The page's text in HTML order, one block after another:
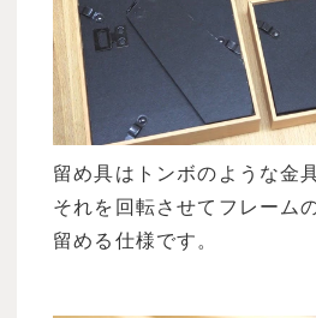
留め具はトンボのような金
それを回転させてフレーム
留める仕様です。